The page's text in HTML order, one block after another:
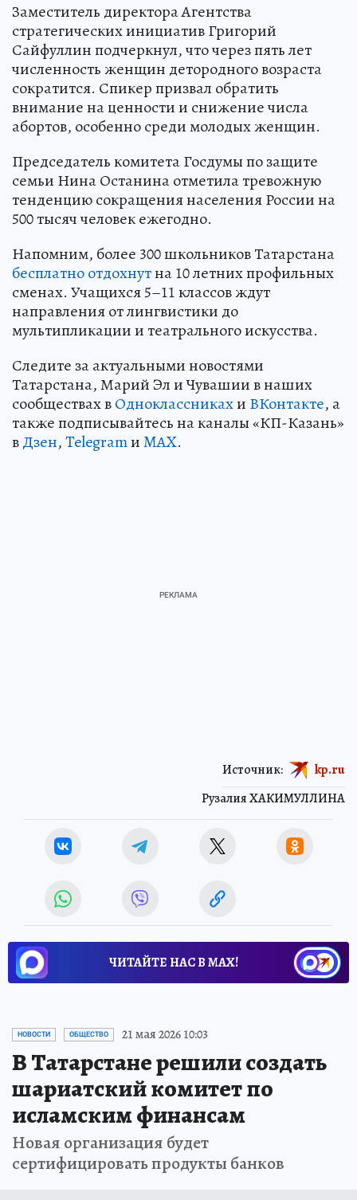
Заместитель директора Агентства
стратегических инициатив Григорий
Сайфуллин подчеркнул, что через пять лет
численность женщин детородного возраста
сократится. Спикер призвал обратить
внимание на ценности и снижение числа
абортов, особенно среди молодых женщин.
Председатель комитета Госдумы по защите
семьи Нина Останина отметила тревожную
тенденцию сокращения населения России на
500 тысяч человек ежегодно.
Напомним, более 300 школьников Татарстана
бесплатно отдохнутна 10 летних профильных
сменах. Учащихся 5–11 классов ждут
направления от лингвистики до
мультипликации и театрального искусства.
Следите за актуальными новостями
Татарстана, Марий Эл и Чувашии в наших
сообществах вОдноклассникахи ВКонтакте, а
также подписывайтесь на каналы «КП-Казань»
вДзен,TelegramиMAX.
Рузалия ХАКИМУЛЛИНА
Источник: kp.ru
ЧИТАЙТЕ НАС В МАХ!
НОВОСТИ ОБЩЕСТВО 21 мая 2026 10:03
В Татарстане решили создать
шариатский комитет по
исламским финансам
Новая организация будет
сертифицировать продукты банков